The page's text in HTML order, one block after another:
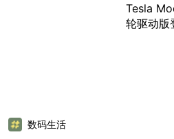
Tesla
轮驱动版
数码生活